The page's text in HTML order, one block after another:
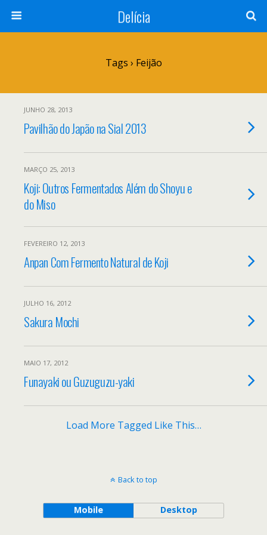
Delícia
Tags › Feijão
JUNHO 28, 2013
Pavilhão do Japão na Sial 2013
MARÇO 25, 2013
Koji: Outros Fermentados Além do Shoyu e
do Miso
FEVEREIRO 12, 2013
Anpan Com Fermento Natural de Koji
JULHO 16, 2012
Sakura Mochi
MAIO 17, 2012
Funayaki ou Guzuguzu-yaki
Load More Tagged Like This…
Back to top
Mobile Desktop